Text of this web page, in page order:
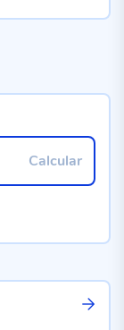
Calcular